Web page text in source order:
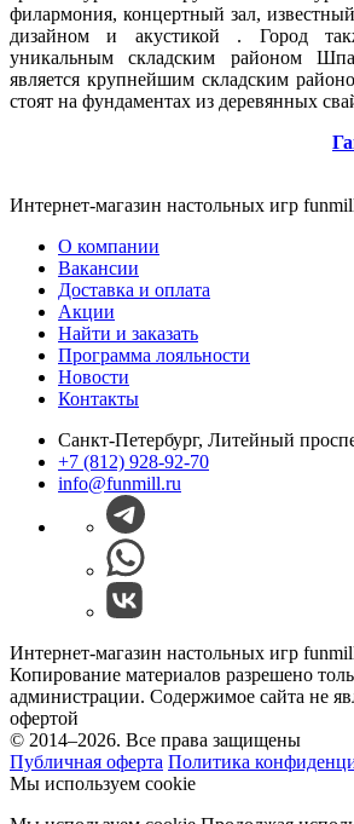
филармония, концертный зал,
дизайном и акустикой . Город
уникальным складским районом
является крупнейшим складским
стоят на фундаментах из деревянных
Интернет-магазин настольных игр
О компании
Вакансии
Доставка и оплата
Акции
Найти и заказать
Программа лояльности
Новости
Контакты
Санкт-Петербург, Литейный
+7 (812) 928-92-70
info@funmill.ru
Интернет-магазин настольных игр
Копирование материалов разрешено
администрации. Содержимое сайта не
офертой
© 2014–2026. Все права защищены
Публичная оферта Политика
Мы используем cookie